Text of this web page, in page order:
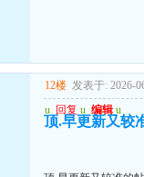
12楼 发表于: 2026-
u 回复 u 编辑 u
顶.早更新又较